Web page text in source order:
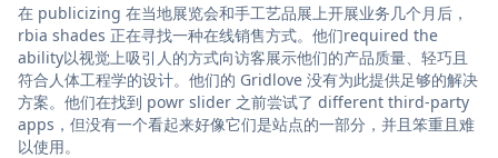
在 publicizing 在当地展览会和手工艺品展上开展业务几个月后，
rbia shades 正在寻找一种在线销售方式。他们required the
ability以视觉上吸引人的方式向访客展示他们的产品质量、轻巧且
符合人体工程学的设计。他们的 Gridlove 没有为此提供足够的解决
方案。他们在找到 powr slider 之前尝试了 different third-party
apps，但没有一个看起来好像它们是站点的一部分，并且笨重且难
以使用。